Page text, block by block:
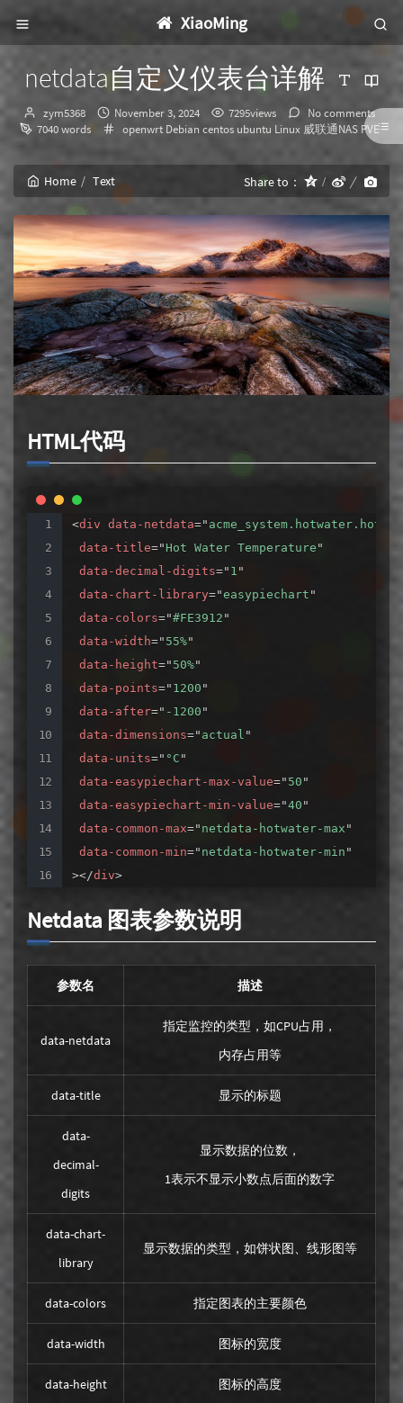
XiaoMing
netdata自定义仪表台详解
Author：
zym5368
发
布
November 3, 2024 7295views
No comments
7040 words
Categories：
openwrt Debian centos ubuntu Linux 威联通NAS PVE
Home Text Share to：
HTML代码
<div data-netdata="
data-title=" Hot Water Temperature "
data-decimal-digits=" 1 "
data-chart-library="easypiechart "
data-colors="#FE3912 "
data-width=" 55%"
data-height=" 50%"
data-points=" 1200 "
data-after=" -1200 "
data-dimensions=" actual "
data-units=" °C "
data-easypiechart-max-value=" 50 "
data-easypiechart-min-value="40 "
data-common-max=" netdata-hotwater-max "
data-common-min=" netdata-hotwater-min "
></div>
Netdata 图表参数说明
参数名 描述
data-netdata
指定监控的类型，如CPU占用，
内存占用等
data-title 显示的标题
data-
decimal-
digits
显示数据的位数，
1表示不显示小数点后面的数字
data-chart-
library
显示数据的类型，如饼状图、线形图等
data-colors 指定图表的主要颜色
data-width 图标的宽度
data-height 图标的高度